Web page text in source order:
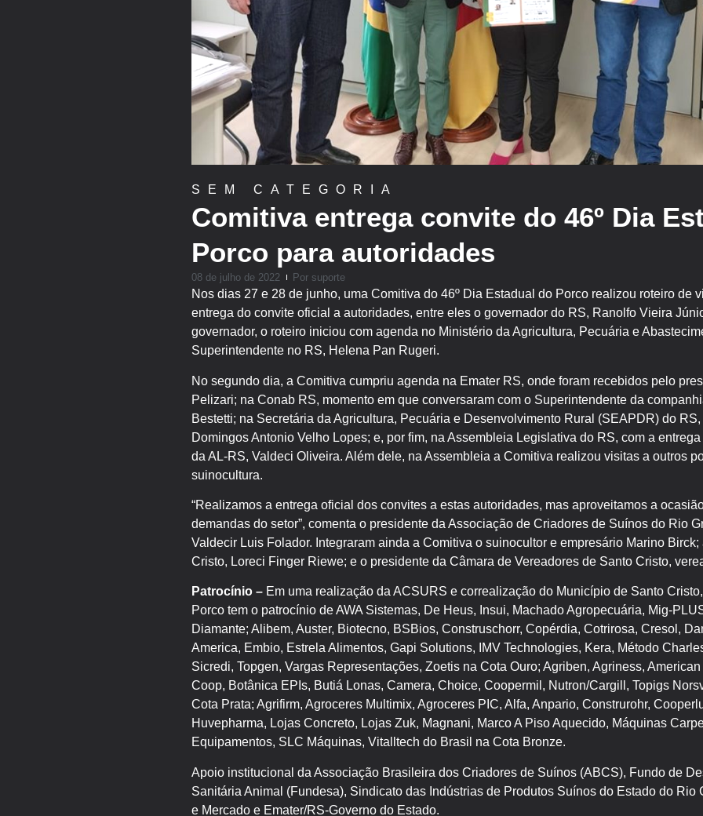
SEM CATEGORIA
Comitiva entrega convite do 46º Dia
Porco para autoridades
08 de julho de 2022 Por suporte
Nos dias 27 e 28 de junho, uma Comitiva do 46º Dia Estadual do Porco realizou roteiro de
entrega do convite oficial a autoridades, entre eles o governador do RS, Ranolfo Vieira
governador, o roteiro iniciou com agenda no Ministério da Agricultura, Pecuária e
Superintendente no RS, Helena Pan Rugeri.
No segundo dia, a Comitiva cumpriu agenda na Emater RS, onde foram recebidos pelo
Pelizari; na Conab RS, momento em que conversaram com o Superintendente da
Bestetti; na Secretária da Agricultura, Pecuária e Desenvolvimento Rural (SEAPDR) do
Domingos Antonio Velho Lopes; e, por fim, na Assembleia Legislativa do RS, com a
da AL-RS, Valdeci Oliveira. Além dele, na Assembleia a Comitiva realizou visitas a outros
suinocultura.
“Realizamos a entrega oficial dos convites a estas autoridades, mas aproveitamos a
demandas do setor”, comenta o presidente da Associação de Criadores de Suínos do Rio
Valdecir Luis Folador. Integraram ainda a Comitiva o suinocultor e empresário Marino
Cristo, Loreci Finger Riewe; e o presidente da Câmara de Vereadores de Santo Cristo,
Patrocínio – Em uma realização da ACSURS e correalização do Município de Santo
Porco tem o patrocínio de AWA Sistemas, De Heus, Insui, Machado Agropecuária, Mig-
Diamante; Alibem, Auster, Biotecno, BSBios, Construschorr, Copérdia, Cotrirosa, Cresol,
America, Embio, Estrela Alimentos, Gapi Solutions, IMV Technologies, Kera, Método
Sicredi, Topgen, Vargas Representações, Zoetis na Cota Ouro; Agriben, Agriness,
Coop, Botânica EPIs, Butiá Lonas, Camera, Choice, Coopermil, Nutron/Cargill, Topigs
Cota Prata; Agrifirm, Agroceres Multimix, Agroceres PIC, Alfa, Anpario, Construrohr,
Huvepharma, Lojas Concreto, Lojas Zuk, Magnani, Marco A Piso Aquecido, Máquinas
Equipamentos, SLC Máquinas, Vitalltech do Brasil na Cota Bronze.
Apoio institucional da Associação Brasileira dos Criadores de Suínos (ABCS), Fundo de
Sanitária Animal (Fundesa), Sindicato das Indústrias de Produtos Suínos do Estado do Rio
e Mercado e Emater/RS-Governo do Estado.